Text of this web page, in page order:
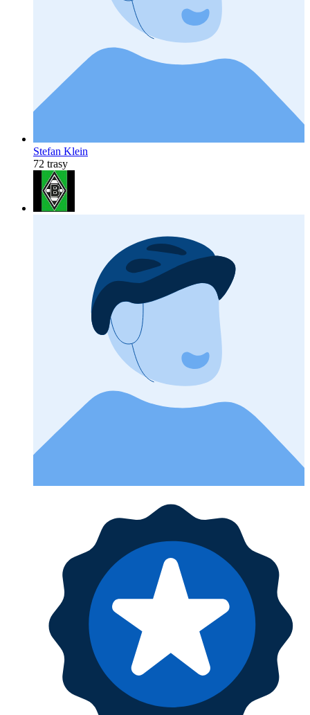
Stefan Klein
72 trasy